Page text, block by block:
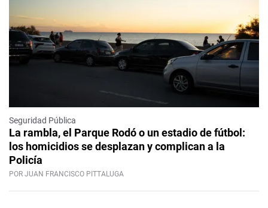
Seguridad Pública
La rambla, el Parque Rodó o un estadio de fútbol:
los homicidios se desplazan y complican a la
Policía
POR JUAN FRANCISCO PITTALUGA